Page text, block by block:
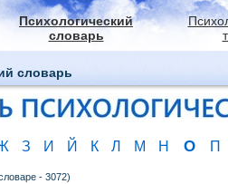
Психологический
словарь
словарь
З И Й К Л М Н О
П
- 3072)